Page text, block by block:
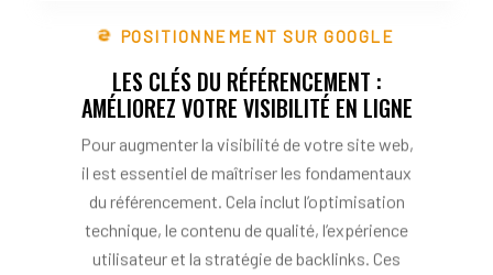
POSITIONNEMENT SUR GOOGLE
LES CLÉS DU RÉFÉRENCEMENT :
AMÉLIOREZ VOTRE VISIBILITÉ EN LIGNE
Pour augmenter la visibilité de votre site web,
il est essentiel de maîtriser les fondamentaux
du référencement. Cela inclut l’optimisation
technique, le contenu de qualité, l’expérience
utilisateur et la stratégie de backlinks. Ces